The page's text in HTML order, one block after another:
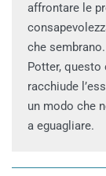
affrontare le
che
Potter,
racchiude
un modo che
a eguagliare.